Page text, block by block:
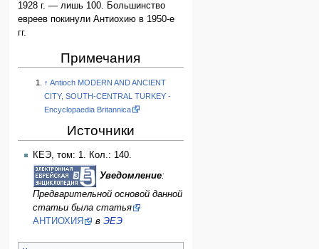
1928 г. — лишь 100. Большинство
евреев покинули Антиохию в 1950-е
гг.
Примечания
↑ Antioch MODERN AND ANCIENT
CITY, SOUTH-CENTRAL TURKEY -
Encyclopaedia Britannica
Источники
КЕЭ, том: 1. Кол.: 140.
Уведомление:
Предварительной основой данной
статьи была статья
АНТИОХИЯ
в ЭЕЭ